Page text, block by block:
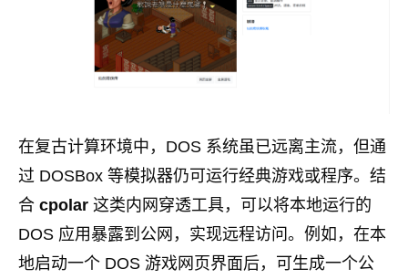
在复古计算环境中，DOS 系统虽已远离主流，但通
过 DOSBox 等模拟器仍可运行经典游戏或程序。结
合 cpolar 这类内网穿透工具，可以将本地运行的
DOS 应用暴露到公网，实现远程访问。例如，在本
地启动一个 DOS 游戏网页界面后，可生成一个公